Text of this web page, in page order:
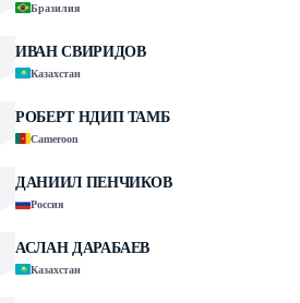
Бразилия
ИВАН СВИРИДОВ
Казахстан
РОБЕРТ НДИП ТАМБ
Cameroon
ДАНИИЛ ПЕНЧИКОВ
Россия
АСЛАН ДАРАБАЕВ
Казахстан